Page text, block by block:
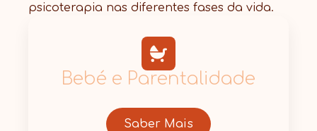
psicoterapia nas diferentes fases da vida.
Bebé e Parentalidade
Saber Mais